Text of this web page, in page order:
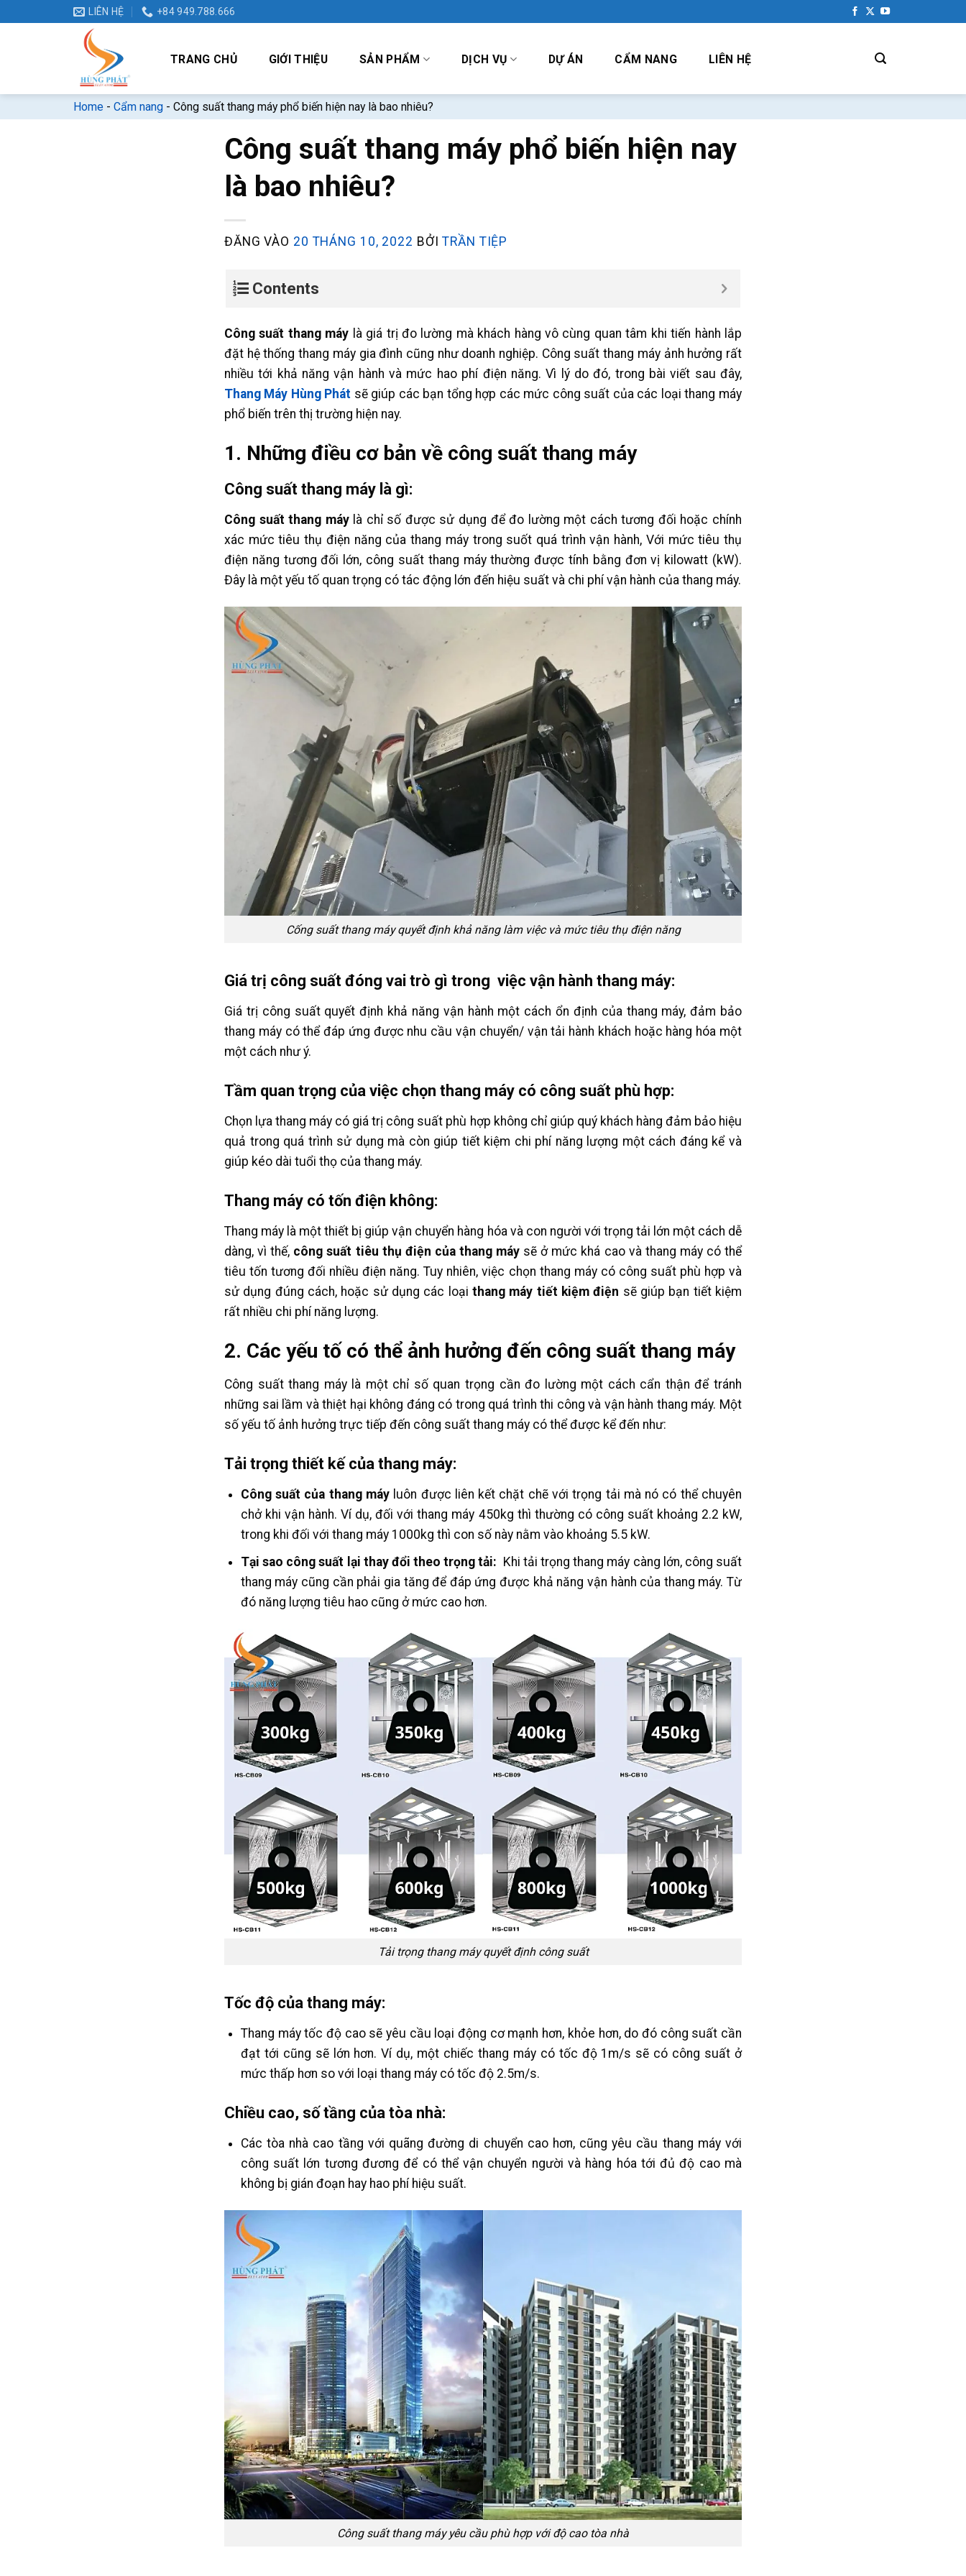
LIÊN HỆ +84 949.788.666
TRANG CHỦ GIỚI THIỆU SẢN PHẨM DỊCH VỤ DỰ ÁN CẨM NANG LIÊN HỆ
Home - Cẩm nang - Công suất thang máy phổ biến hiện nay là bao nhiêu?
Công suất thang máy phổ biến hiện nay
là bao nhiêu?
ĐĂNG VÀO 20 THÁNG 10, 2022 BỞITRẦN TIỆP
Contents
Công suất thang máy là giá trị đo lường mà khách hàng vô cùng quan tâm khi tiến hành lắp
đặt hệ thống thang máy gia đình cũng như doanh nghiệp. Công suất thang máy ảnh hưởng rất
nhiều tới khả năng vận hành và mức hao phí điện năng. Vì lý do đó, trong bài viết sau đây,
Thang Máy Hùng Phát sẽ giúp các bạn tổng hợp các mức công suất của các loại thang máy
phổ biến trên thị trường hiện nay.
1. Những điều cơ bản về công suất thang máy
Công suất thang máy là gì:
Công suất thang máy là chỉ số được sử dụng để đo lường một cách tương đối hoặc chính
xác mức tiêu thụ điện năng của thang máy trong suốt quá trình vận hành, Với mức tiêu thụ
điện năng tương đối lớn, công suất thang máy thường được tính bằng đơn vị kilowatt (kW).
Đây là một yếu tố quan trọng có tác động lớn đến hiệu suất và chi phí vận hành của thang máy.
Cống suất thang máy quyết định khả năng làm việc và mức tiêu thụ điện năng
Giá trị công suất đóng vai trò gì trong việc vận hành thang máy:
Giá trị công suất quyết định khả năng vận hành một cách ổn định của thang máy, đảm bảo
thang máy có thể đáp ứng được nhu cầu vận chuyển/ vận tải hành khách hoặc hàng hóa một
một cách như ý.
Tầm quan trọng của việc chọn thang máy có công suất phù hợp:
Chọn lựa thang máy có giá trị công suất phù hợp không chỉ giúp quý khách hàng đảm bảo hiệu
quả trong quá trình sử dụng mà còn giúp tiết kiệm chi phí năng lượng một cách đáng kể và
giúp kéo dài tuổi thọ của thang máy.
Thang máy có tốn điện không:
Thang máy là một thiết bị giúp vận chuyển hàng hóa và con người với trọng tải lớn một cách dễ
dàng, vì thế, công suất tiêu thụ điện của thang máy sẽ ở mức khá cao và thang máy có thể
tiêu tốn tương đối nhiều điện năng. Tuy nhiên, việc chọn thang máy có công suất phù hợp và
sử dụng đúng cách, hoặc sử dụng các loại thang máy tiết kiệm điện sẽ giúp bạn tiết kiệm
rất nhiều chi phí năng lượng.
2. Các yếu tố có thể ảnh hưởng đến công suất thang máy
Công suất thang máy là một chỉ số quan trọng cần đo lường một cách cẩn thận để tránh
những sai lầm và thiệt hại không đáng có trong quá trình thi công và vận hành thang máy. Một
số yếu tố ảnh hưởng trực tiếp đến công suất thang máy có thể được kể đến như:
Tải trọng thiết kế của thang máy:
Công suất của thang máy luôn được liên kết chặt chẽ với trọng tải mà nó có thể chuyên
chở khi vận hành. Ví dụ, đối với thang máy 450kg thì thường có công suất khoảng 2.2 kW,
trong khi đối với thang máy 1000kg thì con số này nằm vào khoảng 5.5 kW.
Tại sao công suất lại thay đổi theo trọng tải: Khi tải trọng thang máy càng lớn, công suất
thang máy cũng cần phải gia tăng để đáp ứng được khả năng vận hành của thang máy. Từ
đó năng lượng tiêu hao cũng ở mức cao hơn.
Tải trọng thang máy quyết định công suất
Tốc độ của thang máy:
Thang máy tốc độ cao sẽ yêu cầu loại động cơ mạnh hơn, khỏe hơn, do đó công suất cần
đạt tới cũng sẽ lớn hơn. Ví dụ, một chiếc thang máy có tốc độ 1m/s sẽ có công suất ở
mức thấp hơn so với loại thang máy có tốc độ 2.5m/s.
Chiều cao, số tầng của tòa nhà:
Các tòa nhà cao tầng với quãng đường di chuyển cao hơn, cũng yêu cầu thang máy với
công suất lớn tương đương để có thể vận chuyển người và hàng hóa tới đủ độ cao mà
không bị gián đoạn hay hao phí hiệu suất.
Công suất thang máy yêu cầu phù hợp với độ cao tòa nhà